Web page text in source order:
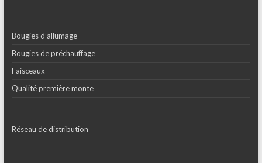
Bougies d’allumage
Bougies de préchauffage
Faisceaux
Qualité première monte
Réseau de distribution